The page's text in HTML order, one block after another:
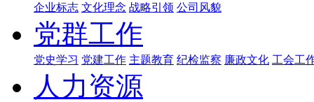
企业标志 文化理念 战略引领 公司风貌
党群工作
党史学习 党建工作 主题教育 纪检监察 廉政文化 工会工
人力资源